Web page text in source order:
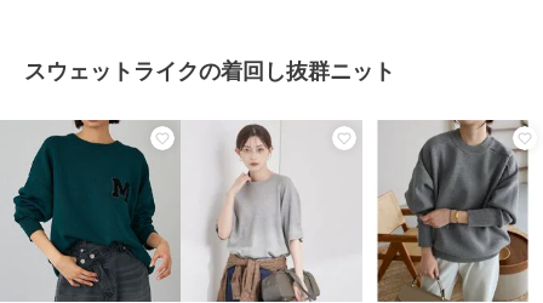
スウェットライクの着回し抜群ニット